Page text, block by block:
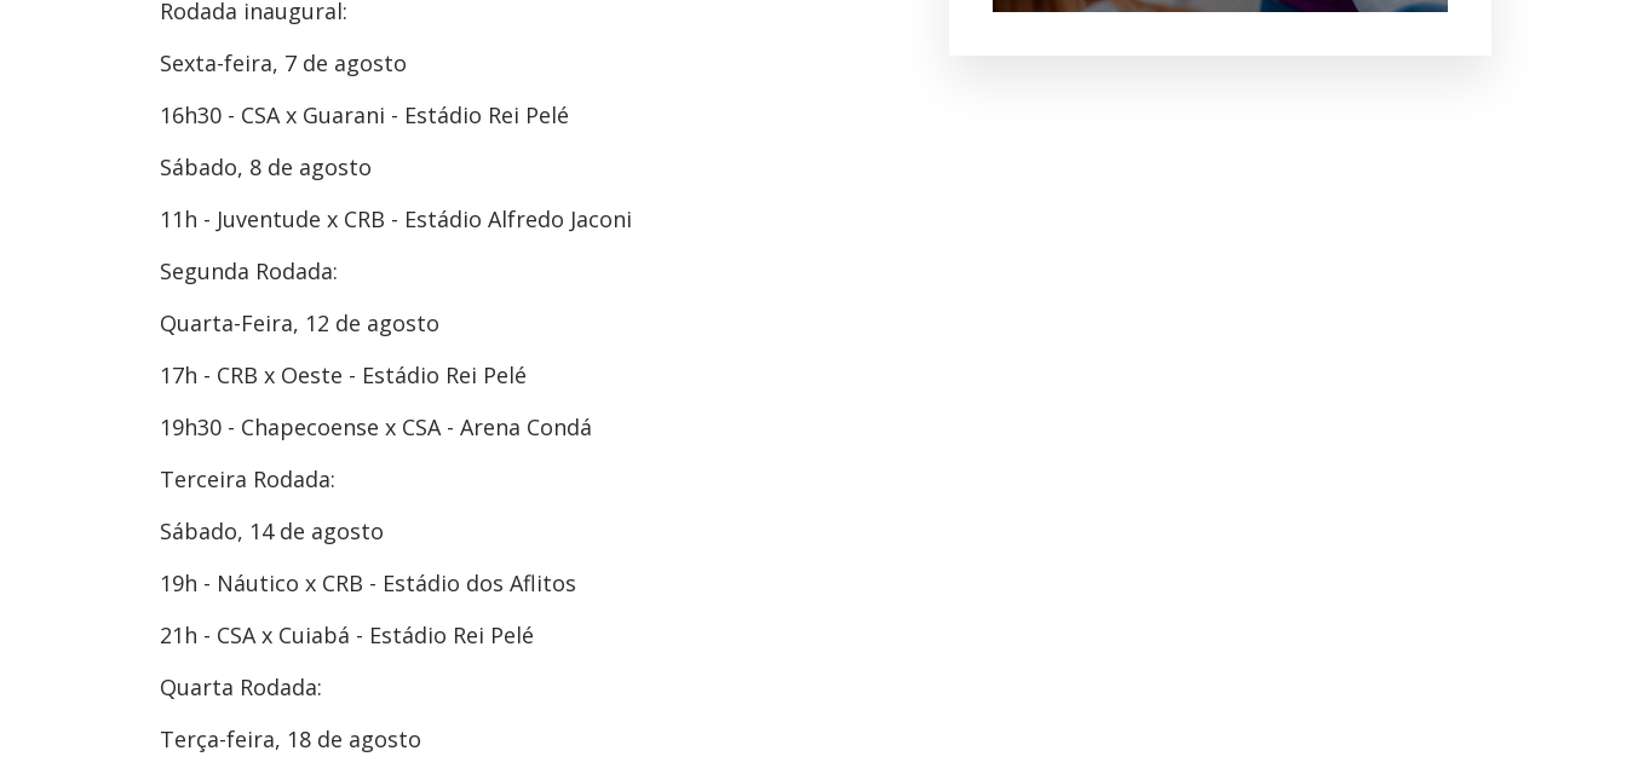
Rodada inaugural:
Sexta-feira, 7 de agosto
16h30 - CSA x Guarani - Estádio Rei Pelé
Sábado, 8 de agosto
11h - Juventude x CRB - Estádio Alfredo Jaconi
Segunda Rodada:
Quarta-Feira, 12 de agosto
17h - CRB x Oeste - Estádio Rei Pelé
19h30 - Chapecoense x CSA - Arena Condá
Terceira Rodada:
Sábado, 14 de agosto
19h - Náutico x CRB - Estádio dos Aflitos
21h - CSA x Cuiabá - Estádio Rei Pelé
Quarta Rodada:
Terça-feira, 18 de agosto